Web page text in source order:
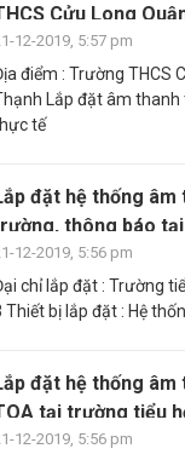
Cửu Long
12-2019, 5:57 pm
điểm : Trường THCS
Lắp đặt âm thanh
tế
đặt hệ thống âm
thông báo
12-2019, 5:56 pm
chỉ lắp đặt : Trường
Thiết bị lắp đặt : Hệ
đặt hệ thống âm
tại trường tiểu
12-2019, 5:56 pm